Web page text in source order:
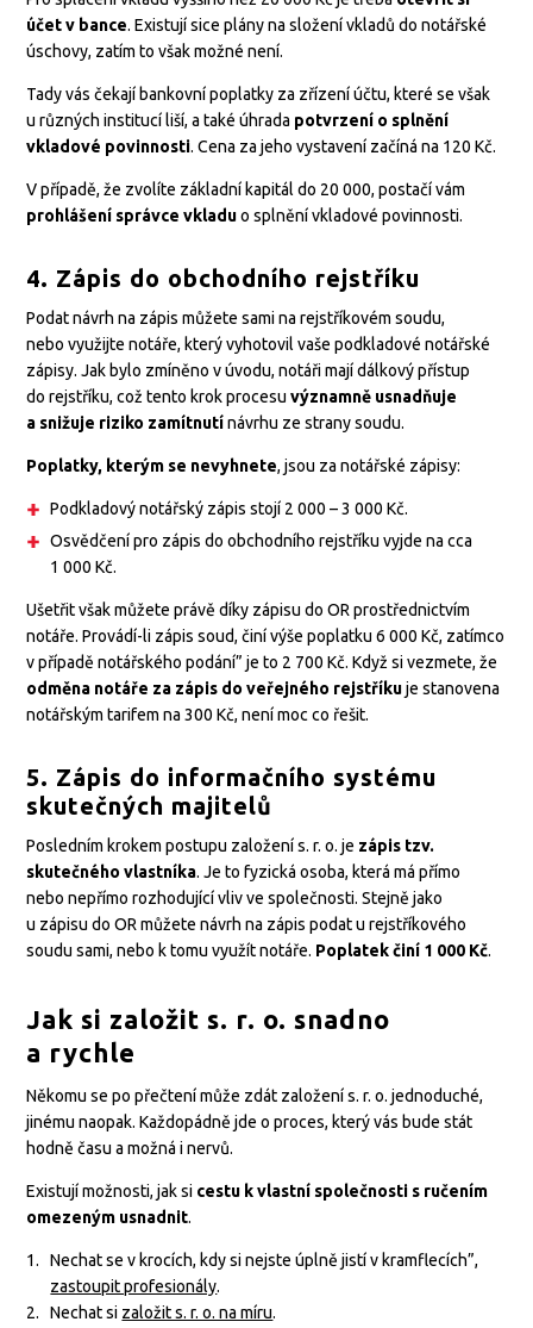
účet v bance. Existují sice plány na složení vkladů do notářské
úschovy, zatím to však možné není.
Tady vás čekají bankovní poplatky za zřízení účtu, které se však
u různých institucí liší, a také úhrada potvrzení o splnění
vkladové povinnosti. Cena za jeho vystavení začíná na 120 Kč.
V případě, že zvolíte základní kapitál do 20 000, postačí vám
prohlášení správce vkladuo splnění vkladové povinnosti.
4. Zápis do obchodního rejstříku
Podat návrh na zápis můžete sami na rejstříkovém soudu,
nebo využijte notáře, který vyhotovil vaše podkladové notářské
zápisy. Jak bylo zmíněno v úvodu, notáři mají dálkový přístup
do rejstříku, což tento krok procesuvýznamně usnadňuje
a snižuje riziko zamítnutínávrhu ze strany soudu.
Poplatky, kterým se nevyhnete, jsou za notářské zápisy:
Podkladový notářský zápis stojí 2 000 – 3 000 Kč.
Osvědčení pro zápis do obchodního rejstříku vyjde na cca
1 000 Kč.
Ušetřit však můžete právě díky zápisu do OR prostřednictvím
notáře. Provádí-li zápis soud, činí výše poplatku 6 000 Kč, zatímco
v případě notářského podání” je to 2 700 Kč. Když si vezmete, že
odměna notáře za zápis do veřejného rejstříkuje stanovena
notářským tarifem na 300 Kč, není moc co řešit.
5. Zápis do informačního systému
skutečných majitelů
Posledním krokem postupu založení s. r. o. je zápis tzv.
skutečného vlastníka. Je to fyzická osoba, která má přímo
nebo nepřímo rozhodující vliv ve společnosti. Stejně jako
u zápisu do OR můžete návrh na zápis podat u rejstříkového
soudu sami, nebo k tomu využít notáře. Poplatek činí 1 000 Kč.
Jak si založit s. r. o. snadno
a rychle
Někomu se po přečtení může zdát založení s. r. o. jednoduché,
jinému naopak. Každopádně jde o proces, který vás bude stát
hodně času a možná i nervů.
Existují možnosti, jak si cestu k vlastní společnosti s ručením
omezeným usnadnit.
Nechat se v krocích, kdy si nejste úplně jistí v kramflecích”,
zastoupit profesionály.
Nechat si založit s. r. o. na míru.